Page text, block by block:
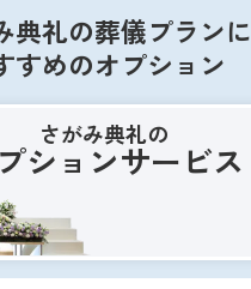
典礼の葬儀プランに
すめのオプション
さがみ典礼の
ションサービス